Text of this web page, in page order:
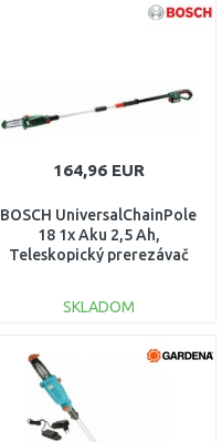
DO KOŠÍKA
164,96 EUR
BOSCH UniversalChainPole
18 1x Aku 2,5 Ah,
Teleskopický prerezávač
SKLADOM
DO KOŠÍKA